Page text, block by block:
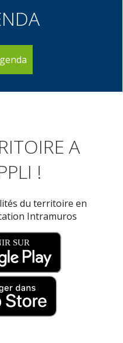
A
!
du territoire en
Intramuros